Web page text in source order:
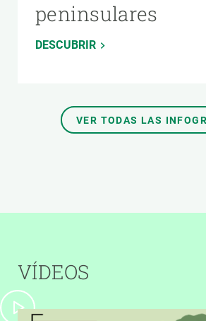
peninsulares
DESCUBRIR
VER TODAS LAS
VÍDEOS